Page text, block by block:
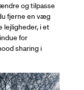
og tilpasse
fjerne en væg
lejligheder, i et
for
sharing i